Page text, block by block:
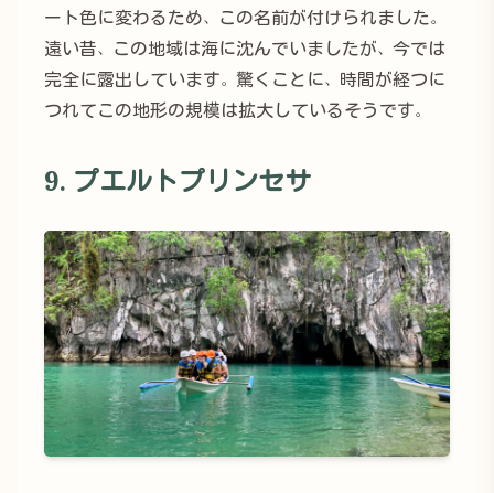
ート色に変わるため、この名前が付けられました。
遠い昔、この地域は海に沈んでいましたが、今では
完全に露出しています。驚くことに、時間が経つに
つれてこの地形の規模は拡大しているそうです。
9. プエルトプリンセサ